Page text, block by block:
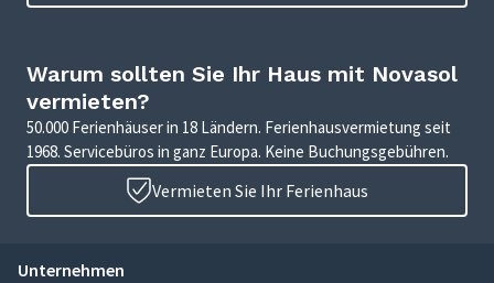
Warum sollten Sie Ihr Haus mit Novasol
vermieten?
50.000 Ferienhäuser in 18 Ländern. Ferienhausvermietung seit
1968. Servicebüros in ganz Europa. Keine Buchungsgebühren.
Vermieten Sie Ihr Ferienhaus
Unternehmen